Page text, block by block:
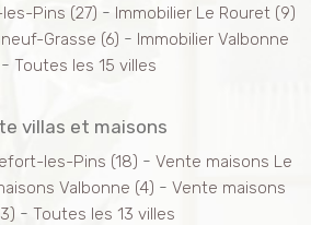
Pins (27) - Immobilier Le Rouret(9)
Grasse (6) - Immobilier Valbonne
- Toutes les 15 villes
villas et maisons
les-Pins (18) - Vente maisons Le
Valbonne (4) - Vente maisons
- Toutes les 13 villes